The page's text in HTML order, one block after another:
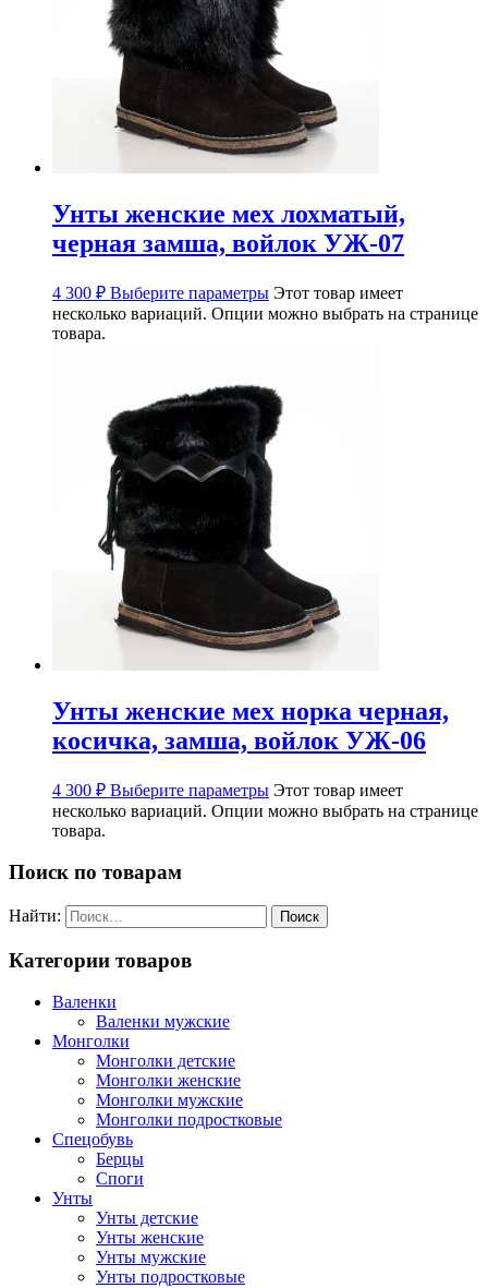
Унты женские мех лохматый,
черная замша, войлок УЖ-07
4 300 ₽ Выберите параметры Этот товар имеет
несколько вариаций. Опции можно выбрать на странице
товара.
Унты женские мех норка черная,
косичка, замша, войлок УЖ-06
4 300 ₽ Выберите параметры Этот товар имеет
несколько вариаций. Опции можно выбрать на странице
товара.
Поиск по товарам
Найти:
Категории товаров
Валенки
Валенки мужские
Монголки
Монголки детские
Монголки женские
Монголки мужские
Монголки подростковые
Спецобувь
Берцы
Споги
Унты
Унты детские
Унты женские
Унты мужские
Унты подростковые